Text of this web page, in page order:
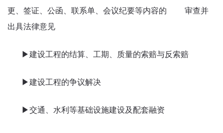
更、签证、公函、联系单、会议纪要等内容的 审查并
出具法律意见
▶建设工程的结算、工期、质量的索赔与反索赔
▶建设工程的争议解决
▶交通、水利等基础设施建设及配套融资